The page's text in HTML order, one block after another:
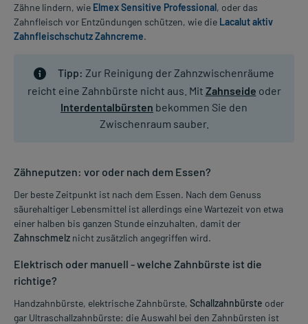
Zähne lindern, wie Elmex Sensitive Professional, oder das
Zahnfleisch vor Entzündungen schützen, wie die Lacalut aktiv
Zahnfleischschutz Zahncreme.
Tipp: Zur Reinigung der Zahnzwischenräume
reicht eine Zahnbürste nicht aus. Mit Zahnseide oder
Interdentalbürsten bekommen Sie den
Zwischenraum sauber.
Zähneputzen: vor oder nach dem Essen?
Der beste Zeitpunkt ist nach dem Essen. Nach dem Genuss
säurehaltiger Lebensmittel ist allerdings eine Wartezeit von etwa
einer halben bis ganzen Stunde einzuhalten, damit der
Zahnschmelz nicht zusätzlich angegriffen wird.
Elektrisch oder manuell - welche Zahnbürste ist die
richtige?
Handzahnbürste, elektrische Zahnbürste, Schallzahnbürste oder
gar Ultraschallzahnbürste: die Auswahl bei den Zahnbürsten ist